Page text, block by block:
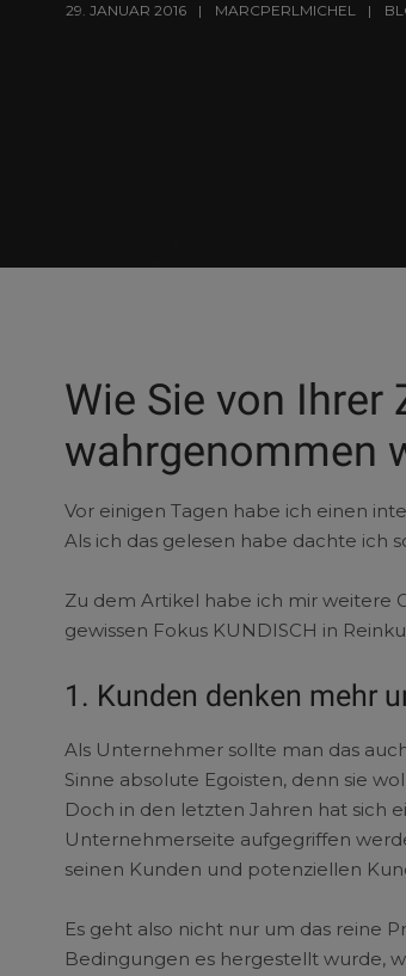
29. JANUAR 2016 MARCPERLMICHEL
Wie Sie von
wahrgenommen
Vor einigen Tagen habe ich einen
Als ich das gelesen habe dachte ich
Zu dem Artikel habe ich mir weitere
gewissen Fokus KUNDISCH in
1. Kunden denken mehr
Als Unternehmer sollte man das
Sinne absolute Egoisten, denn sie
Doch in den letzten Jahren hat sich
Unternehmerseite aufgegriffen
seinen Kunden und potenziellen
Es geht also nicht nur um das reine
Bedingungen es hergestellt wurde,